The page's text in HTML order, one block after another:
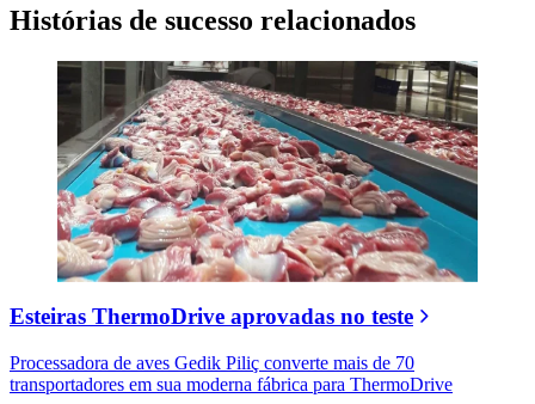
Histórias de sucesso relacionados
Esteiras ThermoDrive aprovadas no teste
Processadora de aves Gedik Piliç converte mais de 70
transportadores em sua moderna fábrica para ThermoDrive